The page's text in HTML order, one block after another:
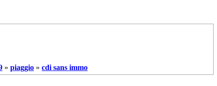
» piaggio » cdi sans immo